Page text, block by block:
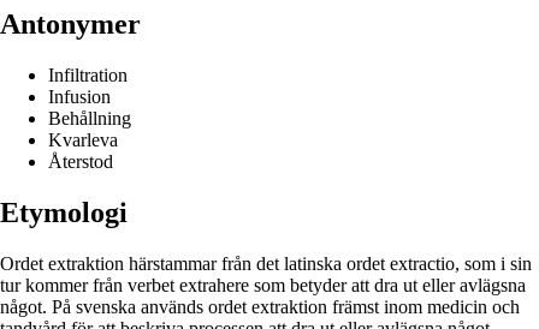
Antonymer
Infiltration
Infusion
Behållning
Kvarleva
Återstod
Etymologi
Ordet extraktion härstammar från det latinska ordet extractio, som i sin
tur kommer från verbet extrahere som betyder att dra ut eller avlägsna
något. På svenska används ordet extraktion främst inom medicin och